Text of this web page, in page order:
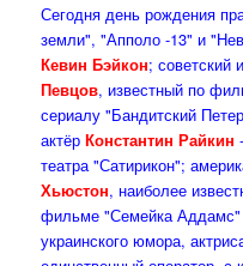
Сегодня день рождения
земли", "Апполо -13" и
Кевин Бэйкон; советский
Певцов, известный по
сериалу "Бандитский
актёр Константин Райкин
театра "Сатирикон";
Хьюстон, наиболее
фильме "Семейка Аддамс"
украинского юмора,